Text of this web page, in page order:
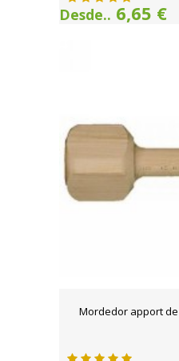
Desde.. 6,65 €
Mordedor apport